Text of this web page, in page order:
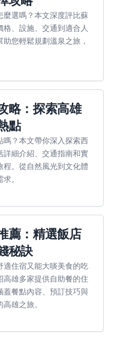
選嗎？本文深度評比蘇
、設施、交通到適合人
您輕鬆規劃溫泉之旅，
略：探索高雄
點
？本文帶你深入探索西
細介紹、交通指南和實
。從自然風光到文化體
。
薦：精選飯店
秘訣
住宿又能大啖美食的吃
雄多家提供自助餐的住
餐點內容、預訂技巧與
雄之旅。